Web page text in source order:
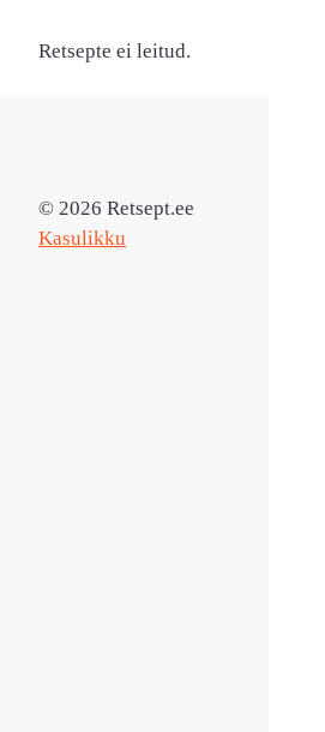
Retsepte ei leitud.
© 2026 Retsept.ee
Kasulikku